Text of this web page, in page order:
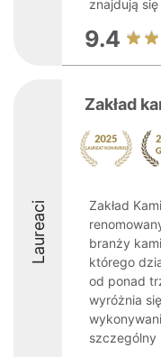
znajdują się
9.4
Laureaci
Zakład
Zakład
branży
którego
od ponad
wyróżnia
szczególny